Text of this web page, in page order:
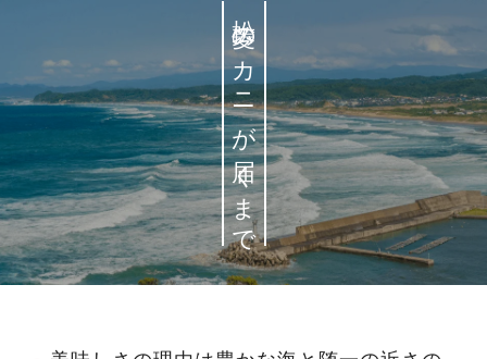
松菱のカニが届くまで